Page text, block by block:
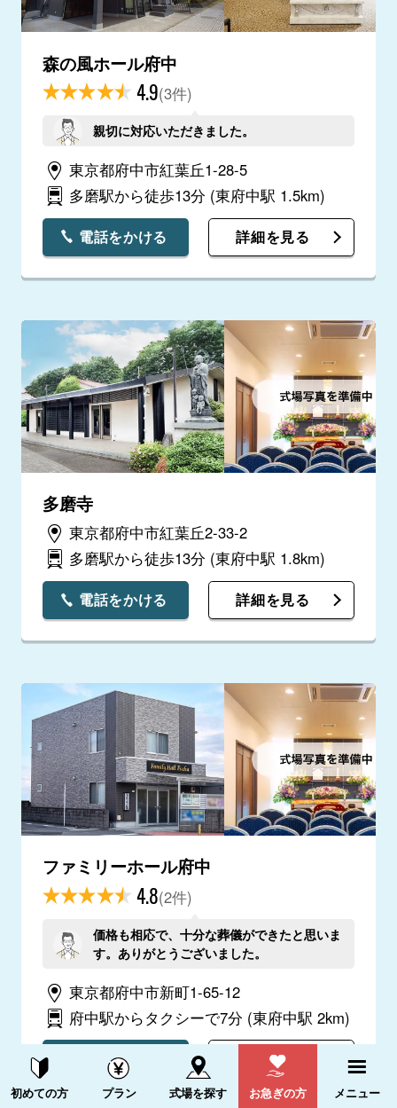
森の風ホール府中
4.9(3件)
親切に対応いただきました。
東京都府中市紅葉丘1-28-5
多磨駅から徒歩13分 (東府中駅 1.5km)
電話をかける 詳細を見る
多磨寺
東京都府中市紅葉丘2-33-2
多磨駅から徒歩13分 (東府中駅 1.8km)
電話をかける 詳細を見る
ファミリーホール府中
4.8(2件)
価格も相応で、十分な葬儀ができたと思いま
す。ありがとうございました。
東京都府中市新町1-65-12
府中駅からタクシーで7分 (東府中駅 2km)
電話をかける 詳細を見る
資料請求する 電話をかける
初めての方 プラン 式場を探す お急ぎの方 メニュー